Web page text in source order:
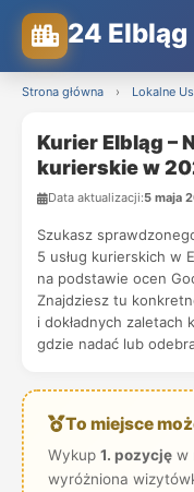
24 Elbląg
Strona główna › Lokalne
Kurier Elbląg –
kurierskie w
Data aktualizacji:5 maja
Szukasz
5 usług kurierskich w
na podstawie ocen
Znajdziesz tu
i dokładnych
gdzie nadać lub
To miejsce
Wykup 1. pozycjęw
wyróżniona